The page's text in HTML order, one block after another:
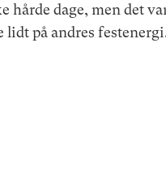
hårde dage, men det
lidt på andres